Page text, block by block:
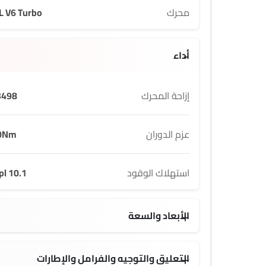
محرك V6 Turbo
أداء
إزاحة المحرك cc
عزم الدوران
استهلاك الوقود 10.1 kmpl
الأبعاد والسعة
التعليق والتوجيه والفرامل والإطارات